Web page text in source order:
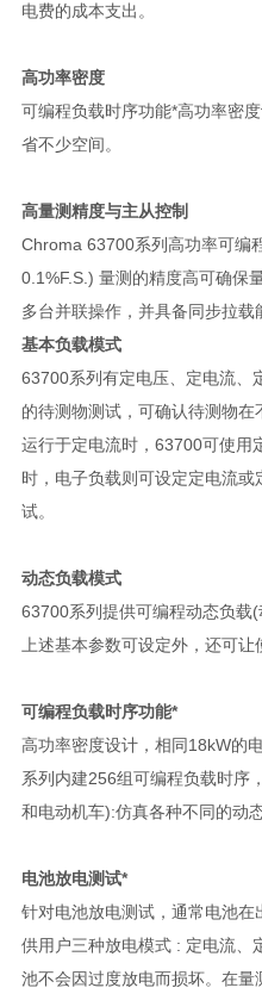
电费的成本支出。
高功率密度
可编程负载时序功能*高功率密
省不少空间。
高量测精度与主从控制
Chroma 63700系列高功率可编
0.1%F.S.) 量测的精度高可确保
多台并联操作，并具备同步拉载
基本负载模式
63700系列有定电压、定电流、
的待测物测试，可确认待测物
运行于定电流时， 63700可使用
时，电子负载则可设定定电流
试。
动态负载模式
63700系列提供可编程动态负载(
上述基本参数可设定外，还可
可编程负载时序功能*
高功率密度设计，相同18kW的
系列内建256组可编程负载时序
和电动机车):仿真各种不同的动
电池放电测试*
针对电池放电测试，通常电池在
供用户三种放电模式 : 定电流、
池不会因过度放电而损坏。在